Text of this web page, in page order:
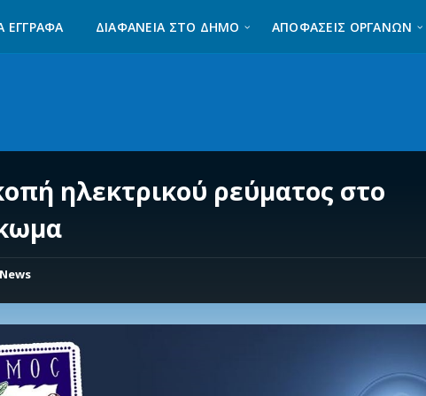
ΈΓΓΡΑΦΑ ΔΙΑΦΆΝΕΙΑ ΣΤΟ ΔΉΜΟ ΑΠΟΦΑΣΕΙΣ ΟΡΓΑΝΩΝ
ηλεκτρικού ρεύματος στο
News